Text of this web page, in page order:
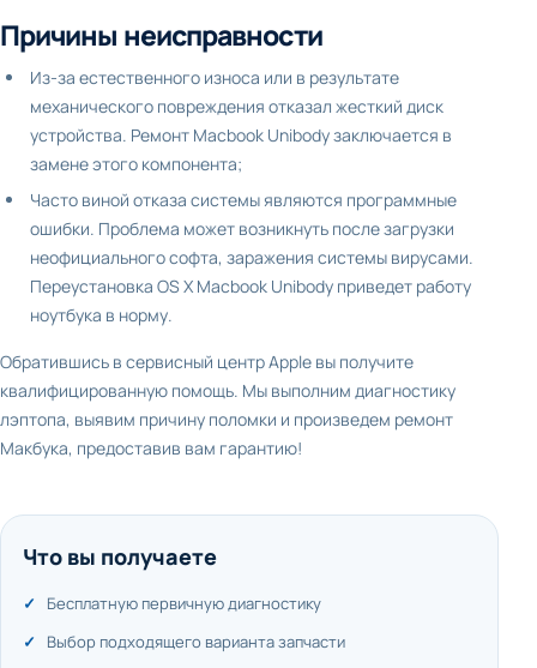
Причины неисправности
Из-за естественного износа или в результате
механического повреждения отказал жесткий диск
устройства. Ремонт Macbook Unibody заключается в
замене этого компонента;
Часто виной отказа системы являются программные
ошибки. Проблема может возникнуть после загрузки
неофициального софта, заражения системы вирусами.
Переустановка OS X Macbook Unibody приведет работу
ноутбука в норму.
Обратившись в сервисный центр Apple вы получите
квалифицированную помощь. Мы выполним диагностику
лэптопа, выявим причину поломки и произведем ремонт
Макбука, предоставив вам гарантию!
Что вы получаете
Бесплатную первичную диагностику
Выбор подходящего варианта запчасти